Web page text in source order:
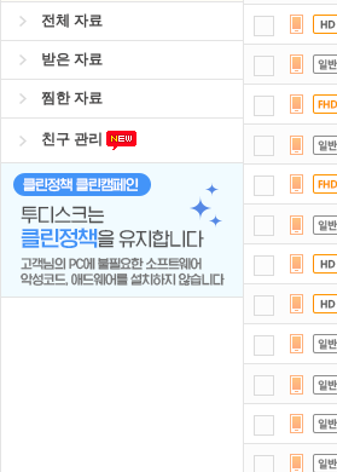
전체 자료
받은 자료
찜한 자료
친구 관리